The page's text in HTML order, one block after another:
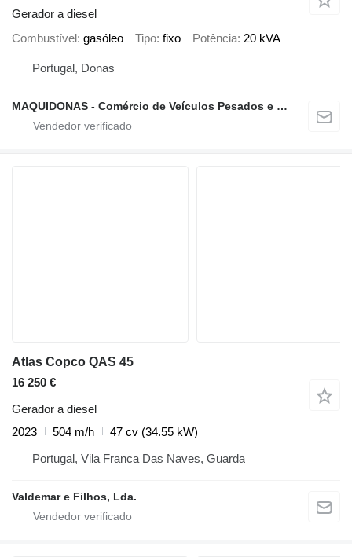
Gerador a diesel
Combustível gasóleo Tipo fixo Potência 20 kVA
Portugal, Donas
MAQUIDONAS - Comércio de Veículos Pesados e Ligeiros, Lda.
Atlas Copco QAS 45
16 250 €
Gerador a diesel
2023
504 m/h
47 cv (34.55 kW)
Portugal, Vila Franca Das Naves, Guarda
Valdemar e Filhos, Lda.